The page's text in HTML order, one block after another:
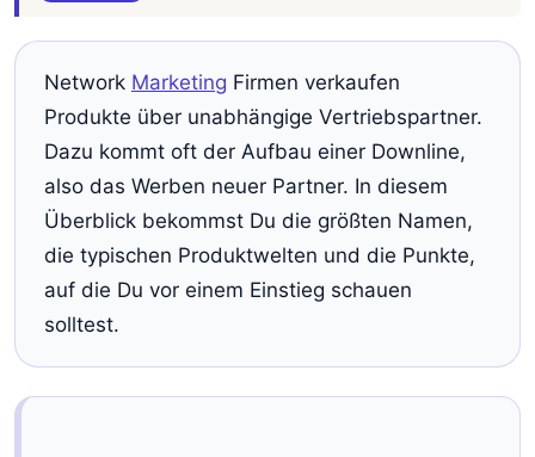
Network Marketing Firmen verkaufen
Produkte über unabhängige Vertriebspartner.
Dazu kommt oft der Aufbau einer Downline,
also das Werben neuer Partner. In diesem
Überblick bekommst Du die größten Namen,
die typischen Produktwelten und die Punkte,
auf die Du vor einem Einstieg schauen
solltest.